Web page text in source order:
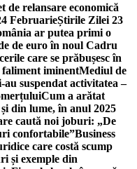
de relansare economică
FebruarieȘtirile Zilei 23
ar putea primi o
de euro în noul Cadru
care se prăbușesc în
iminentMediul de
suspendat activitatea –
Cum a arătat
din lume, în anul 2025
caută noi joburi: „De
confortabile”Business
care costă scump
și exemple din